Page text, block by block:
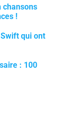
chansons
!
qui ont
: 100